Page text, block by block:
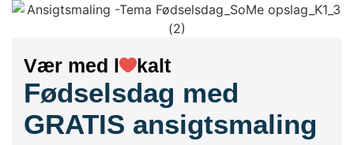
Vær med l kalt
Fødselsdag med
GRATIS ansigtsmaling